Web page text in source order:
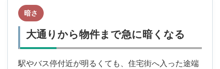
暗さ
大通りから物件まで急に暗くなる
駅やバス停付近が明るくても、住宅街へ入った途端